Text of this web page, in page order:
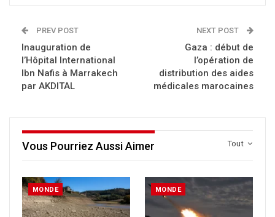
PREV POST
Inauguration de
l’Hôpital International
Ibn Nafis à Marrakech
par AKDITAL
NEXT POST
Gaza : début de
l’opération de
distribution des aides
médicales marocaines
Tout
Vous Pourriez Aussi Aimer
MONDE MONDE